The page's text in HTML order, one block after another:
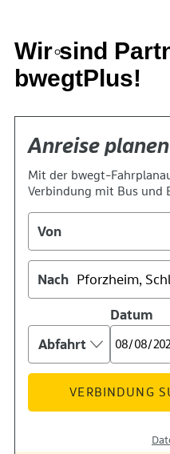
Wir sind
bwegtPlus!